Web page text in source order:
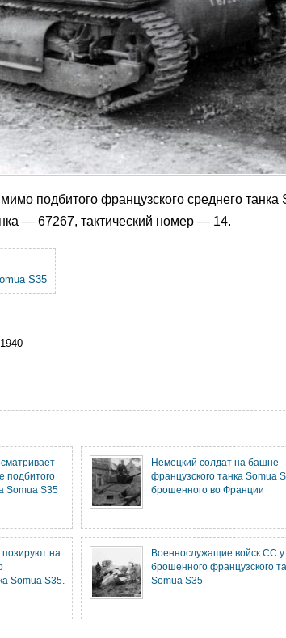
подбитого французского среднего танка
— 67267, тактический номер — 14.
S35
подбитого
Somua S35
Немецкий солдат на башне
французского танка Somua
брошенного во Франции
на
Somua S35.
Военнослужащие войск СС у
брошенного французского
Somua S35